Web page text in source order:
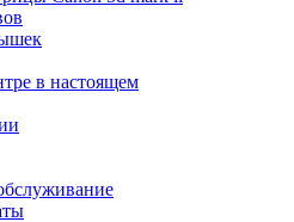
в настоящем